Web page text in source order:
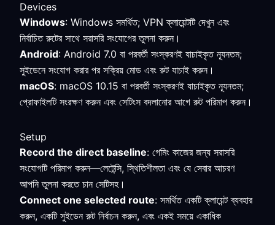
Devices
Windows: Windows সমর্থিত; VPN ক্লায়েন্টটি দেখুন এবং
নির্বাচিত রুটের সাথে সরাসরি সংযোগের তুলনা করুন।
Android: Android 7.0 বা পরবর্তী সংস্করণই যাচাইকৃত ন্যূনতম;
সুইডেনে সংযোগ করার পর সক্রিয় মোড এবং রুট যাচাই করুন।
macOS: macOS 10.15 বা পরবর্তী সংস্করণই যাচাইকৃত ন্যূনতম;
প্রোফাইলটি সংরক্ষণ করুন এবং সেটিংস বদলানোর আগে রুট পরিমাপ করুন।
Setup
Record the direct baseline: গেমিং কাজের জন্য সরাসরি
সংযোগটি পরিমাপ করুন—লেটেন্সি, স্থিতিশীলতা এবং যে সেবার আচরণ
আপনি তুলনা করতে চান সেটিসহ।
Connect one selected route: সমর্থিত একটি ক্লায়েন্ট ব্যবহার
করুন, একটি সুইডেন রুট নির্বাচন করুন, এবং একই সময়ে একাধিক